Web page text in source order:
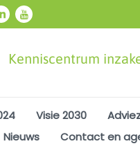
Kenniscentrum
Visie 2030
Nieuws Contact en